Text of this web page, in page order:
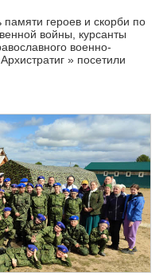
героев и скорби по
войны, курсанты
военно-
» посетили